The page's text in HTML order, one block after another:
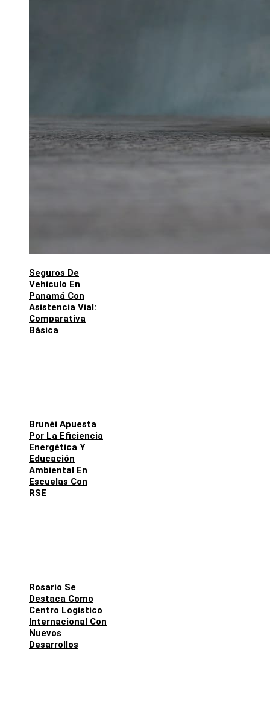
Seguros De
Vehículo En
Panamá Con
Asistencia Vial:
Comparativa
Básica
Brunéi Apuesta
Por La Eficiencia
Energética Y
Educación
Ambiental En
Escuelas Con
RSE
Rosario Se
Destaca Como
Centro Logístico
Internacional Con
Nuevos
Desarrollos